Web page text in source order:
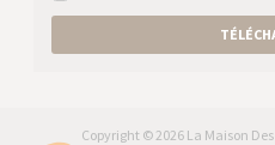
Copyright © 2026 La Maison